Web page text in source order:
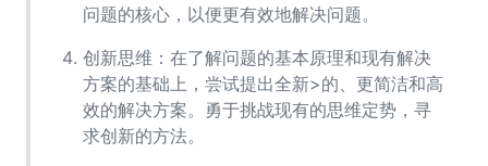
问题的核心，以便更有效地解决问题。
创新思维：在了解问题的基本原理和现有解决
方案的基础上，尝试提出全新>的、更简洁和高
效的解决方案。勇于挑战现有的思维定势，寻
求创新的方法。